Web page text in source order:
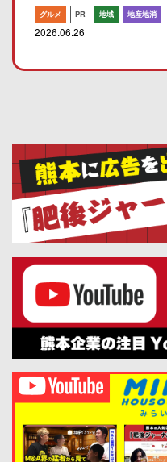
グルメ PR 地域 地産地消
2026.06.26